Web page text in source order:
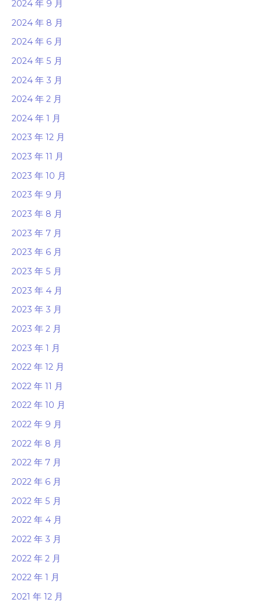
2024 年 9 月
2024 年 8 月
2024 年 6 月
2024 年 5 月
2024 年 3 月
2024 年 2 月
2024 年 1 月
2023 年 12 月
2023 年 11 月
2023 年 10 月
2023 年 9 月
2023 年 8 月
2023 年 7 月
2023 年 6 月
2023 年 5 月
2023 年 4 月
2023 年 3 月
2023 年 2 月
2023 年 1 月
2022 年 12 月
2022 年 11 月
2022 年 10 月
2022 年 9 月
2022 年 8 月
2022 年 7 月
2022 年 6 月
2022 年 5 月
2022 年 4 月
2022 年 3 月
2022 年 2 月
2022 年 1 月
2021 年 12 月